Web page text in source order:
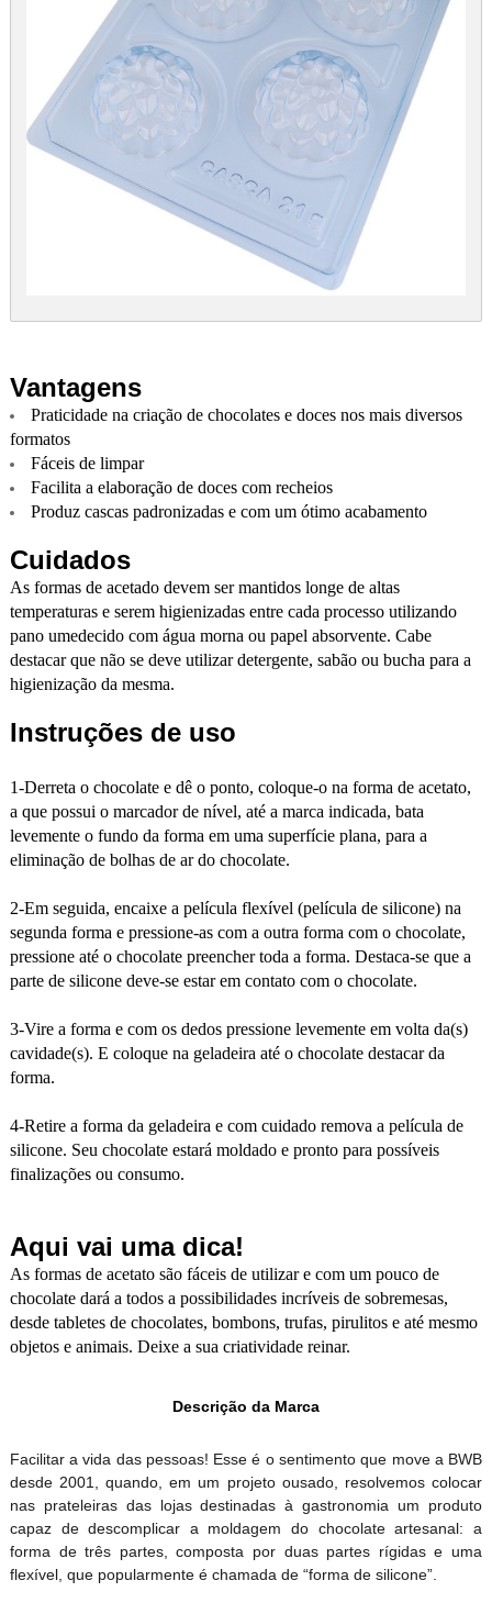
Vantagens
Praticidade na criação de chocolates e doces nos mais diversos
formatos
Fáceis de limpar
Facilita a elaboração de doces com recheios
Produz cascas padronizadas e com um ótimo acabamento
Cuidados
As formas de acetado devem ser mantidos longe de altas
temperaturas e serem higienizadas entre cada processo utilizando
pano umedecido com água morna ou papel absorvente. Cabe
destacar que não se deve utilizar detergente, sabão ou bucha para a
higienização da mesma.
Instruções de uso
1-Derreta o chocolate e dê o ponto, coloque-o na forma de acetato,
a que possui o marcador de nível, até a marca indicada, bata
levemente o fundo da forma em uma superfície plana, para a
eliminação de bolhas de ar do chocolate.
2-Em seguida, encaixe a película flexível (película de silicone) na
segunda forma e pressione-as com a outra forma com o chocolate,
pressione até o chocolate preencher toda a forma. Destaca-se que a
parte de silicone deve-se estar em contato com o chocolate.
3-Vire a forma e com os dedos pressione levemente em volta da(s)
cavidade(s). E coloque na geladeira até o chocolate destacar da
forma.
4-Retire a forma da geladeira e com cuidado remova a película de
silicone. Seu chocolate estará moldado e pronto para possíveis
finalizações ou consumo.
Aqui vai uma dica!
As formas de acetato são fáceis de utilizar e com um pouco de
chocolate dará a todos a possibilidades incríveis de sobremesas,
desde tabletes de chocolates, bombons, trufas, pirulitos e até mesmo
objetos e animais. Deixe a sua criatividade reinar.
Descrição da Marca
Facilitar a vida das pessoas! Esse é o sentimento que move a BWB
desde 2001, quando, em um projeto ousado, resolvemos colocar
nas prateleiras das lojas destinadas à gastronomia um produto
capaz de descomplicar a moldagem do chocolate artesanal: a
forma de três partes, composta por duas partes rígidas e uma
flexível, que popularmente é chamada de “forma de silicone”.